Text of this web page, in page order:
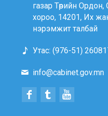
газар Төрийн
хороо, 14201, Их
нэрэмжит талбай
Утас: (976-51)
info@cabinet.gov.mn